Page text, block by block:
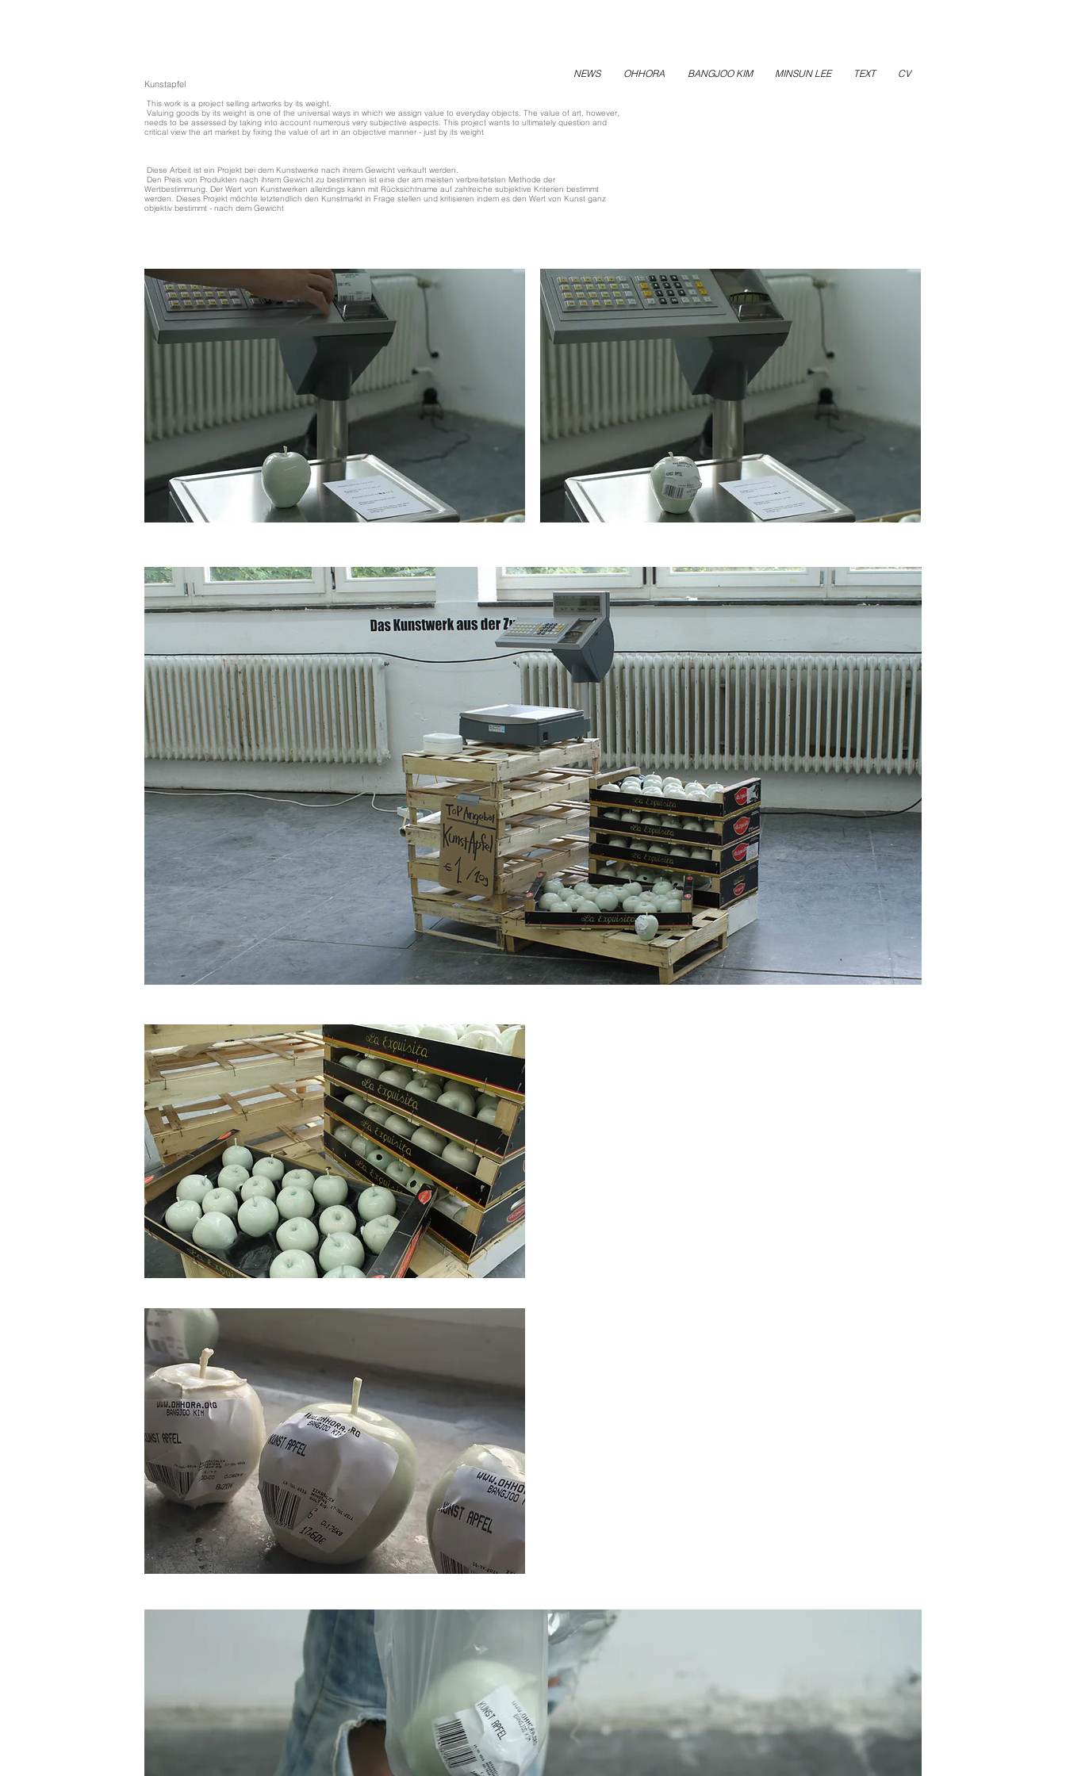
NEWS OHHORA BANGJOO KIM MINSUN LEE TEXT CV
Kunstapfel
This work is a project selling artworks by its weight.
Valuing goods by its weight is one of the universal ways in which we assign value to everyday objects. The value of art, however,
needs to be assessed by taking into account numerous very subjective aspects. This project wants to ultimately question and
critical view the art market by fixing the value of art in an objective manner - just by its weight
Diese Arbeit ist ein Projekt bei dem Kunstwerke nach ihrem Gewicht verkauft werden.
Den Preis von Produkten nach ihrem Gewicht zu bestimmen ist eine der am meisten verbreitetsten Methode der
Wertbestimmung. Der Wert von Kunstwerken allerdings kann mit Rücksichtname auf zahlreiche subjektive Kriterien bestimmt
werden. Dieses Projekt möchte letztendlich den Kunstmarkt in Frage stellen und kritisieren indem es den Wert von Kunst ganz
objektiv bestimmt - nach dem Gewicht